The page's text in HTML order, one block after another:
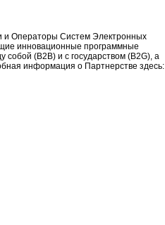
и Операторы Систем Электронных
инновационные программные
собой (B2B) и с государством (B2G), а
информация о Партнерстве здесь: